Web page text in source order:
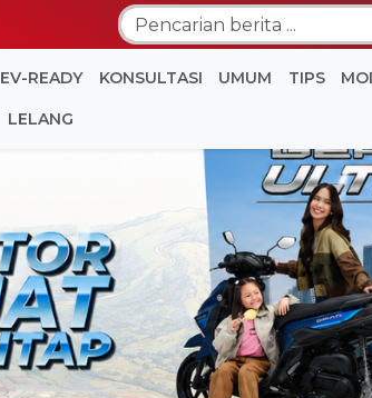
EV-READY KONSULTASI UMUM TIPS
LELANG